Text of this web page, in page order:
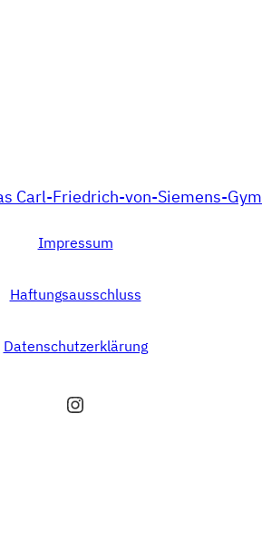
Impressum
Haftungsausschluss
Datenschutzerklärung
Instagram